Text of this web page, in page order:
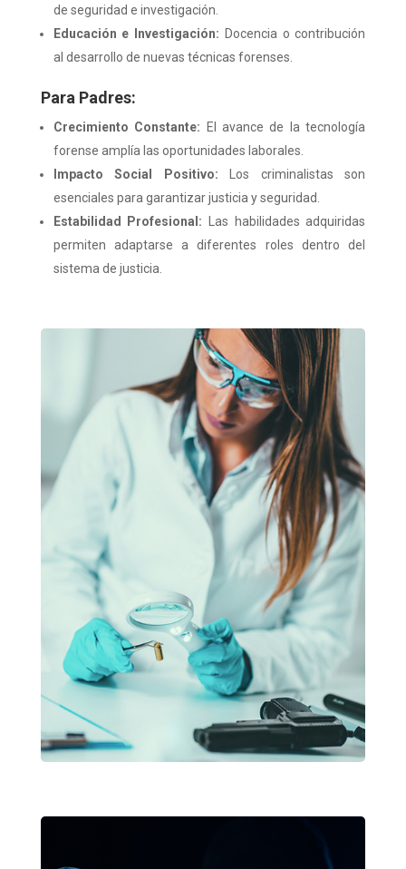
de seguridad e investigación.
Educación e Investigación: Docencia o contribución
al desarrollo de nuevas técnicas forenses.
Para Padres:
Crecimiento Constante: El avance de la tecnología
forense amplía las oportunidades laborales.
Impacto Social Positivo: Los criminalistas son
esenciales para garantizar justicia y seguridad.
Estabilidad Profesional: Las habilidades adquiridas
permiten adaptarse a diferentes roles dentro del
sistema de justicia.